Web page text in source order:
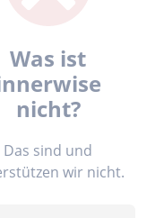
Was ist
nicht?
Das sind und
wir nicht.